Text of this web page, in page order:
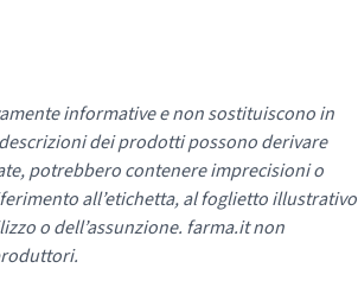
informative e non sostituiscono in
dei prodotti possono derivare
potrebbero contenere imprecisioni o
all’etichetta, al foglietto illustrativo
o dell’assunzione. farma.it non